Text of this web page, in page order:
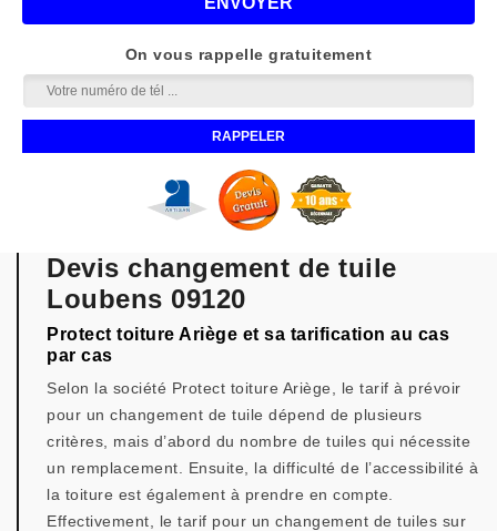
On vous rappelle gratuitement
Devis changement de tuile
Loubens 09120
Protect toiture Ariège et sa tarification au cas
par cas
Selon la société Protect toiture Ariège, le tarif à prévoir
pour un changement de tuile dépend de plusieurs
critères, mais d’abord du nombre de tuiles qui nécessite
un remplacement. Ensuite, la difficulté de l’accessibilité à
la toiture est également à prendre en compte.
Effectivement, le tarif pour un changement de tuiles sur